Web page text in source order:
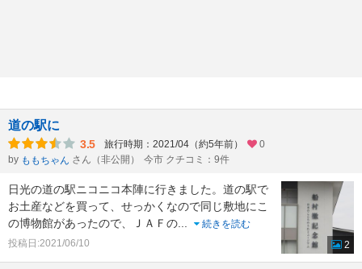
道の駅に
3.5 旅行時期：2021/04（約5年前）
0
by ももちゃん さん（非公開） 今市 クチコミ：9件
日光の道の駅ニコニコ本陣に行きました。道の駅で
お土産などを買って、せっかくなので同じ敷地にこ
の博物館があったので、ＪＡＦの...
続きを読む
投稿日:2021/06/10
2